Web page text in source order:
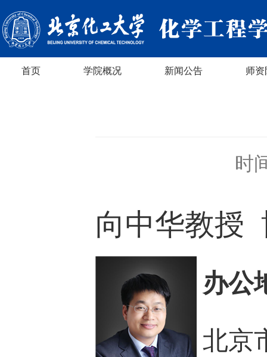
首页 学院概况 新闻公告 师资
时
向中华教授
办公
北京